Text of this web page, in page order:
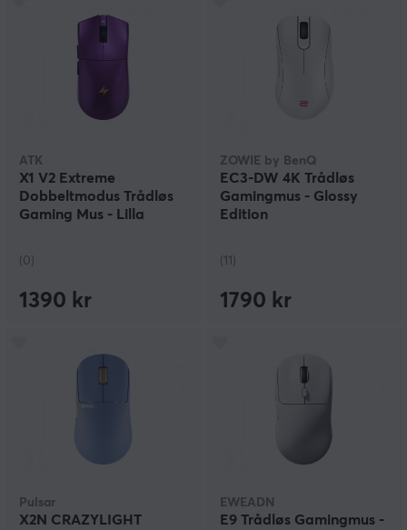
ATK
X1 V2 Extreme
Dobbeltmodus Trådløs
Gaming Mus - Lilla
(0)
1390 kr
ZOWIE by BenQ
EC3-DW 4K Trådløs
Gamingmus - Glossy
Edition
(11)
1790 kr
Pulsar
X2N CRAZYLIGHT
EWEADN
E9 Trådløs Gamingmus -